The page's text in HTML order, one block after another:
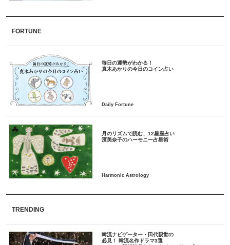
FORTUNE
毎日の運勢がわかる！
月のリズムで読む、12星座占い
TRENDING
韓流ナビゲーター・田代親世の
必見！ 韓流名作ドラマ3選